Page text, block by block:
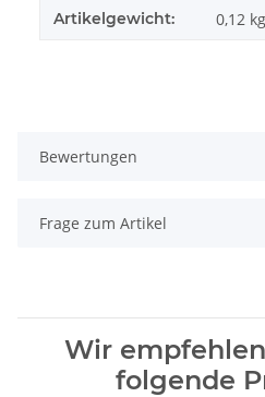
Artikelgewicht: 0,12 kg
Bewertungen
Frage zum Artikel
Wir
folgende